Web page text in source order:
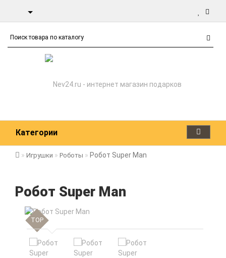
Категории
Игрушки Роботы Робот Super Man
Робот Super Man
TOP